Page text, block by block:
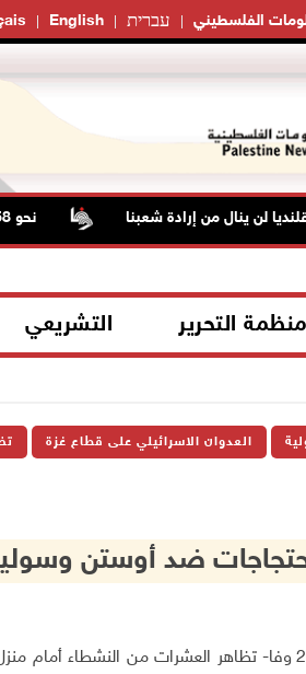
English עברית الفلسطيني
لن ينال من إرادة شعبنا نحو 58 ألف إصابة بجدري الماء في قطاع غزة منذ بداية العام
منظمة التحرير التشريعي
العدوان الاسرائيلي على قطاع غزة
ضد أوستن
فيرجينيا 26-12-2023 وفا- تظاهر العشرات من